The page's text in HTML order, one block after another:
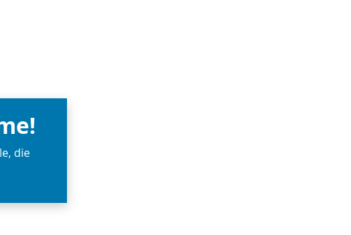
die